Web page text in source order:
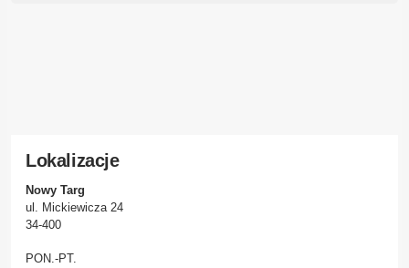
Lokalizacje
Nowy Targ
ul. Mickiewicza 24
34-400
PON.-PT.